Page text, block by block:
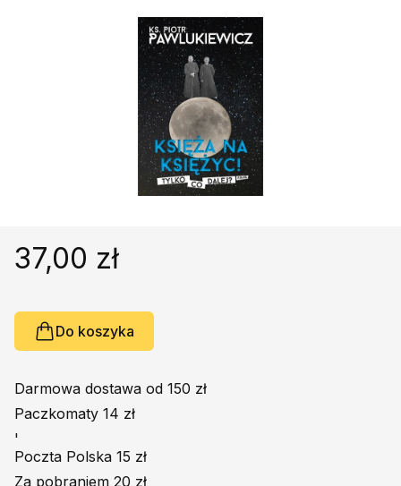
Książki obcojęzyczne
Poradniki, leksykony...
Podręczniki szkolne
Promocja
Muzyka klasyczna
37,00 zł
Do koszyka
Darmowa dostawa od 150 zł
Paczkomaty 14 zł
'
Poczta Polska 15 zł
Za pobraniem 20 zł